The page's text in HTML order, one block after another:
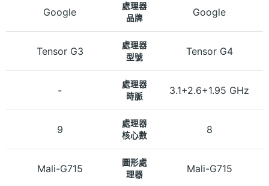
Google
處理器
品牌
Google
Tensor G3
處理器
型號
Tensor G4
-
處理器
時脈
3.1+2.6+1.95 GHz
9
處理器
核心數
8
Mali-G715
圖形處
理器
Mali-G715